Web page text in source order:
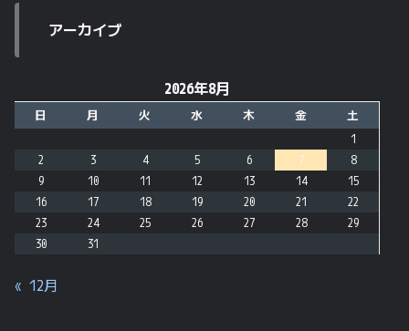
アーカイブ
2026年8月
日 月 火 水 木 金
土
1
2
3 4 5 6 7
8
9
10 11 12 13 14
15
16
17 18 19 20 21
22
23
24 25 26 27 28
29
30
31
« 12月